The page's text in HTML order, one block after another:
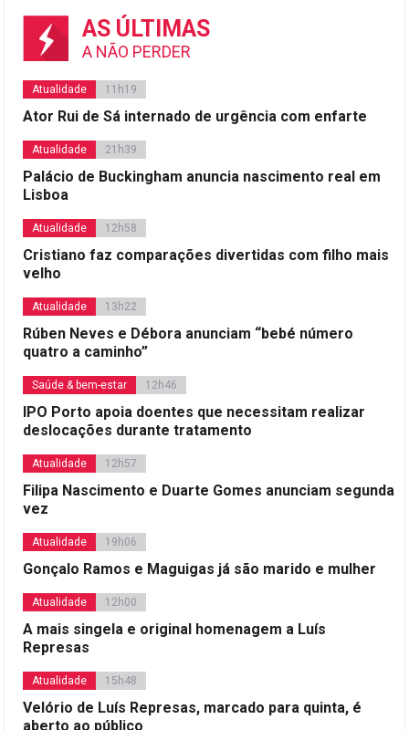
AS ÚLTIMAS
A NÃO PERDER
Atualidade 11h19
Ator Rui de Sá internado de urgência com enfarte
Atualidade 21h39
Palácio de Buckingham anuncia nascimento real em
Lisboa
Atualidade 12h58
Cristiano faz comparações divertidas com filho mais
velho
Atualidade 13h22
Rúben Neves e Débora anunciam “bebé número
quatro a caminho”
Saúde & bem-estar 12h46
IPO Porto apoia doentes que necessitam realizar
deslocações durante tratamento
Atualidade 12h57
Filipa Nascimento e Duarte Gomes anunciam segunda
vez
Atualidade 19h06
Gonçalo Ramos e Maguigas já são marido e mulher
Atualidade 12h00
A mais singela e original homenagem a Luís
Represas
Atualidade 15h48
Velório de Luís Represas, marcado para quinta, é
aberto ao público